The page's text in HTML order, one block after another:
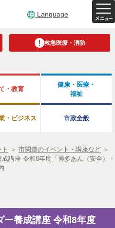
Language
救急医療・消防
・教育
健康・医療・
福祉
・ビジネス 市政全般
＞ 市関連のイベント・講座など ＞
講座 令和8年度「博多あん（安全）・
ー養成講座 令和8年度